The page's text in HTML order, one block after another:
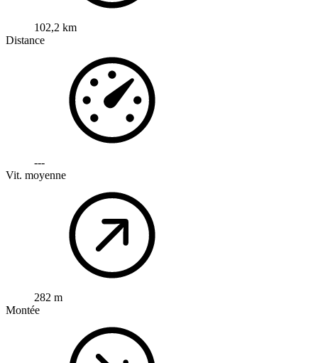
102,2 km
Distance
---
Vit. moyenne
282 m
Montée